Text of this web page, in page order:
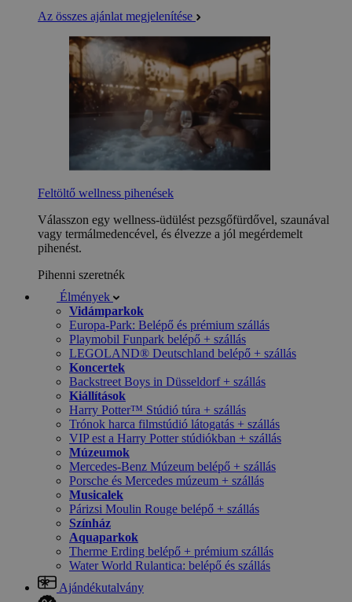
Az összes ajánlat megjelenítése
Feltöltő wellness pihenések
Válasszon egy wellness-üdülést pezsgőfürdővel, szaunával
vagy termálmedencével, és élvezze a jól megérdemelt
pihenést.
Pihenni szeretnék
Élmények
Vidámparkok
Europa-Park: Belépő és prémium szállás
Playmobil Funpark belépő + szállás
LEGOLAND® Deutschland belépő + szállás
Koncertek
Backstreet Boys in Düsseldorf + szállás
Kiállítások
Harry Potter™ Stúdió túra + szállás
Trónok harca filmstúdió látogatás + szállás
VIP est a Harry Potter stúdiókban + szállás
Múzeumok
Mercedes-Benz Múzeum belépő + szállás
Porsche és Mercedes múzeum + szállás
Musicalek
Párizsi Moulin Rouge belépő + szállás
Színház
Aquaparkok
Therme Erding belépő + prémium szállás
Water World Rulantica: belépő és szállás
Ajándékutalvány